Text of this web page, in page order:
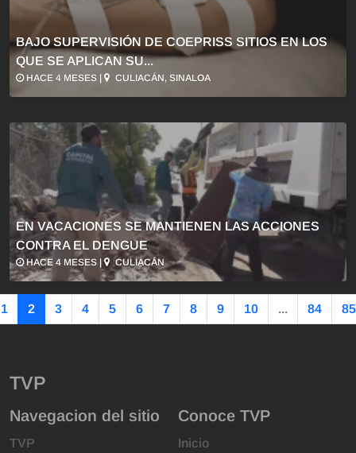
BAJO SUPERVISIÓN DE COEPRISS SITIOS EN LOS
QUE SE APLICAN SU...
HACE 4 MESES | CULIACÁN, SINALOA
EN VACACIONES SE MANTIENEN LAS ACCIONES
CONTRA EL DENGUE
HACE 4 MESES | CULIACÁN
1 2 3 4 5 6 7 8 9 10 ... 84 85
TVP
Navegacion del sitio
TVP
Conoce TVP
Inicio